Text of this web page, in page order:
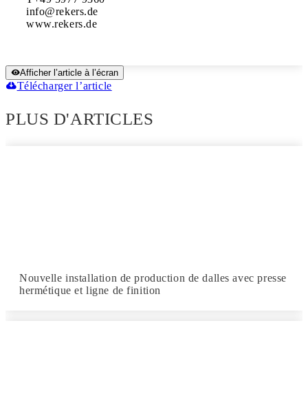
info@rekers.de
www.rekers.de
Afficher l’article à l’écran
Télécharger l’article
PLUS D'ARTICLES
Nouvelle installation de production de dalles avec presse
hermétique et ligne de finition